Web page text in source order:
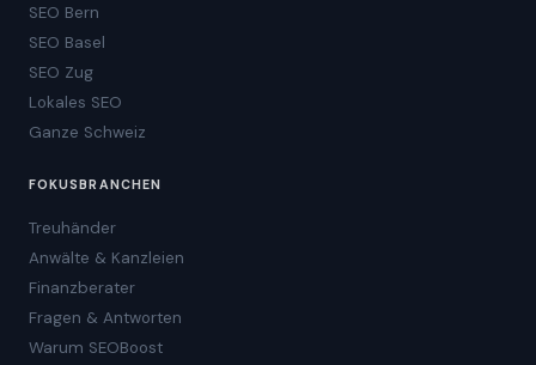
SEO Bern
SEO Basel
SEO Zug
Lokales SEO
Ganze Schweiz
FOKUSBRANCHEN
Treuhänder
Anwälte & Kanzleien
Finanzberater
Fragen & Antworten
Warum SEOBoost